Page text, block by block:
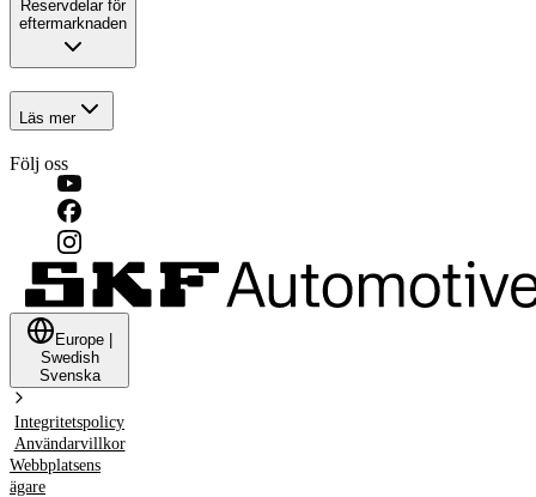
Reservdelar för
eftermarknaden
Läs mer
Följ oss
Europe
Swedish
Svenska
Integritetspolicy
Användarvillkor
Webbplatsens
ägare